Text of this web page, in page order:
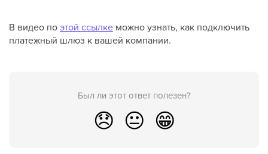
В видео поэтой ссылке можно узнать, как подключить
платежный шлюз к вашей компании.
Был ли этот ответ полезен?
😞 😐 😁